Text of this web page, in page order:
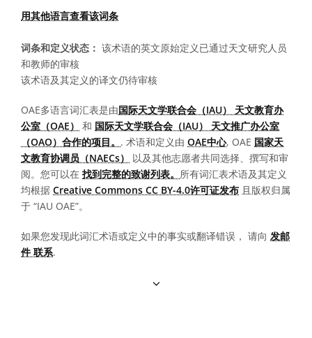
用其他语言查看该词条
词条和定义状态： 该术语的英文原始定义已通过天文研究人员
和教师的审核
该术语及其定义的译文仍待审核
OAE多语言词汇表是由国际天文学联合会（IAU） 天文教育办
公室（OAE）
和 国际天文学联合会（IAU） 天文推广办公室
（OAO）合作的项目。 . 术语和定义由 OAE中心, OAE 国家天
文教育协调员（NAECs）
以及其他志愿者共同选择、撰写和审
阅。您可以在 找到完整的致谢列表。 所有词汇表术语及其定义
均根据 Creative Commons CC BY-4.0许可证发布 且版权归属
于 “IAU OAE”。
如果您发现此词汇术语或定义中的事实或翻译错误， 请向 发邮
件 联系.